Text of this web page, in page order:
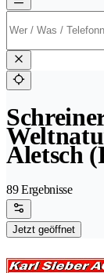
Aletsch
89 Ergebnisse
Jetzt geöffnet